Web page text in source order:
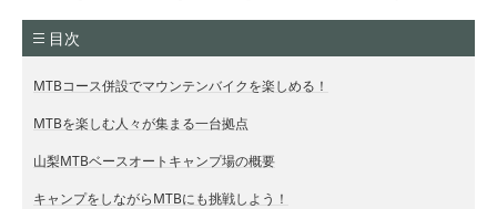
目次
MTBコース併設でマウンテンバイクを楽しめる！
MTBを楽しむ人々が集まる一台拠点
山梨MTBベースオートキャンプ場の概要
キャンプをしながらMTBにも挑戦しよう！